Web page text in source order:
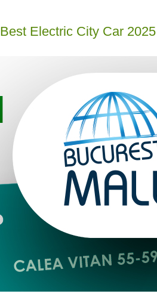
Best Electric City Car 2025